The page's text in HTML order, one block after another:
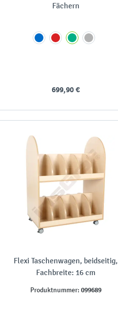
Fächern
699,90 €
Flexi Taschenwagen, beidseitig,
Fachbreite: 16 cm
Produktnummer: 099689